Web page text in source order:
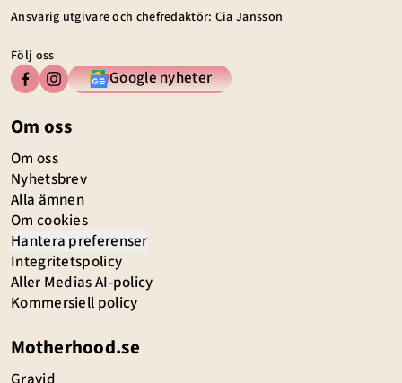
Ansvarig utgivare och chefredaktör: Cia Jansson
Följ oss
Google nyheter
Om oss
Om oss
Nyhetsbrev
Alla ämnen
Om cookies
Hantera preferenser
Integritetspolicy
Aller Medias AI-policy
Kommersiell policy
Motherhood.se